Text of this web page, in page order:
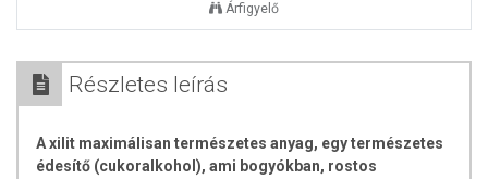
Árfigyelő
Részletes leírás
A xilit maximálisan természetes anyag, egy természetes
édesítő (cukoralkohol), ami bogyókban, rostos